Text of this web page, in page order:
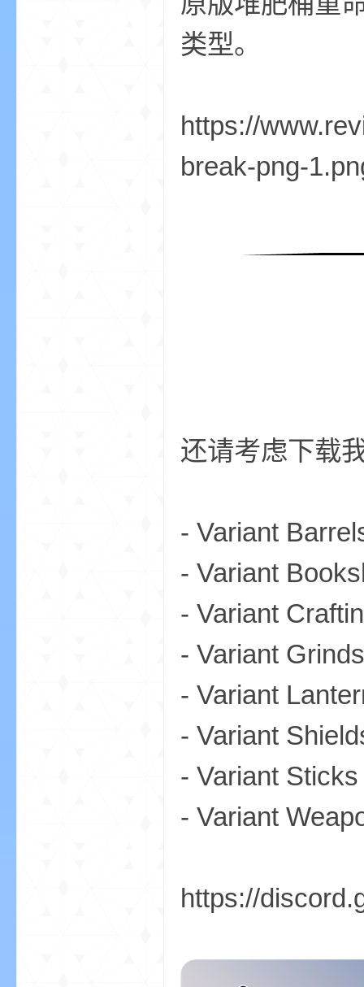
类型。
https://
break-png-
还请考虑下载
- Variant
- Variant
- Variant
- Variant
- Variant
- Variant
- Variant
- Variant
https://